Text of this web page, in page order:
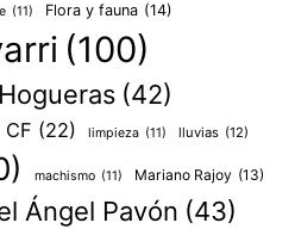
(11) Flora y fauna (14)
(100)
Hogueras (42)
(22) limpieza (11) lluvias (12)
machismo (11) Mariano Rajoy (13)
Ángel Pavón (43)